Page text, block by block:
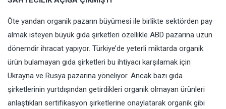
Öte yandan organik pazarın büyümesi ile birlikte sektörden pay
almak isteyen büyük gıda şirketleri özellikle ABD pazarına uzun
dönemdir ihracat yapıyor. Türkiye’de yeterli miktarda organik
ürün bulamayan gıda şirketleri bu ihtiyacı karşılamak için
Ukrayna ve Rusya pazarına yöneliyor. Ancak bazı gıda
şirketlerinin yurtdışından getirdikleri organik olmayan ürünleri
anlaştıkları sertifikasyon şirketlerine onaylatarak organik gibi